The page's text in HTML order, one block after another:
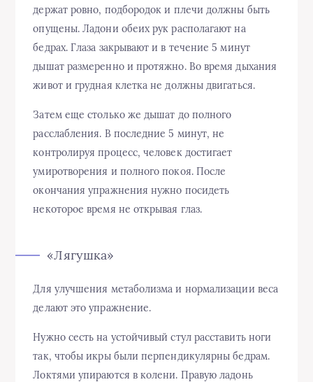
держат ровно, подбородок и плечи должны быть
опущены. Ладони обеих рук располагают на
бедрах. Глаза закрывают и в течение 5 минут
дышат размеренно и протяжно. Во время дыхания
живот и грудная клетка не должны двигаться.
Затем еще столько же дышат до полного
расслабления. В последние 5 минут, не
контролируя процесс, человек достигает
умиротворения и полного покоя. После
окончания упражнения нужно посидеть
некоторое время не открывая глаз.
«Лягушка»
Для улучшения метаболизма и нормализации веса
делают это упражнение.
Нужно сесть на устойчивый стул расставить ноги
так, чтобы икры были перпендикулярны бедрам.
Локтями упираются в колени. Правую ладонь